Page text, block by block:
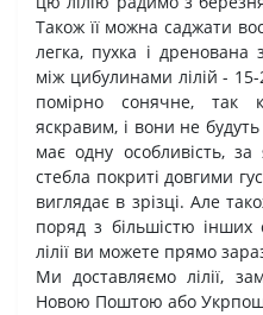
Також її можна саджати
легка, пухка і дренована
між цибулинами лілій -
помірно сонячне, так
яскравим, і вони не
має одну особливість, за
стебла покриті довгими
виглядає в зрізці. Але
поряд з більшістю інших
лілії ви можете прямо
Ми доставляємо лілії,
Новою Поштою або